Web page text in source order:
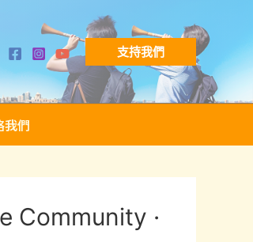
支持我們
我們
Community ·